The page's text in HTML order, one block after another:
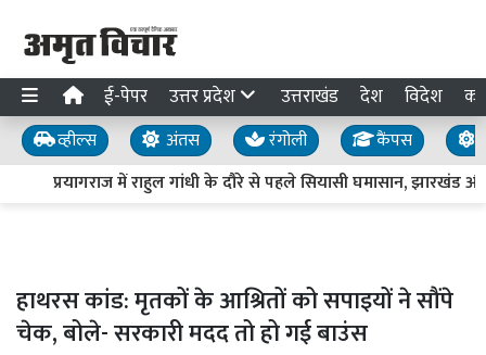
ई-पेपर उत्तर प्रदेश उत्तराखंड देश विदेश
व्हील्स अंतस रंगोली कैंपस
प्रयागराज में राहुल गांधी के दौरे से पहले सियासी घमासान, झारखंड
हाथरस कांड: मृतकों के आश्रितों को सपाइयों ने सौंपे
चेक, बोले- सरकारी मदद तो हो गई बाउंस